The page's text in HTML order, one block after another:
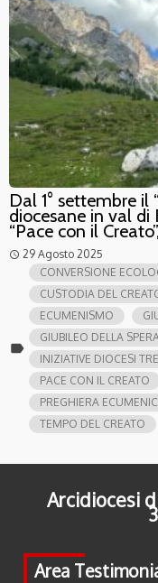
Dal 1° settembre il
diocesane in val
“Pace con il
access_time 29 Agosto 2025
label
CONVERSIONE
CUSTODIA DEL
ECUMENISMO
GIUBILEO DELLA
INIZIATIVE DIOCESI
PACE CON IL CREATO
PREGHIERA
TEMPO DEL CREATO
Arcidiocesi
Area